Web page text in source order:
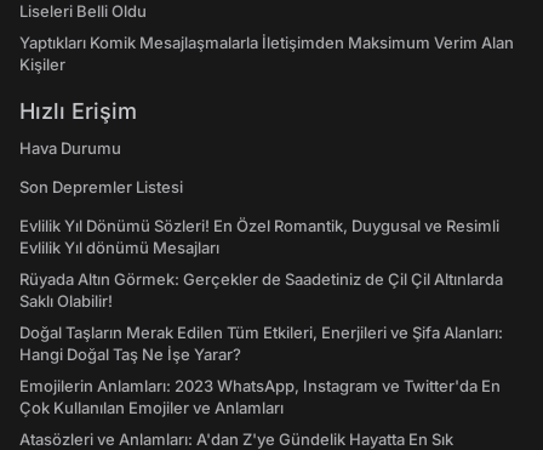
Liseleri Belli Oldu
Yaptıkları Komik Mesajlaşmalarla İletişimden Maksimum Verim Alan
Kişiler
Hızlı Erişim
Hava Durumu
Son Depremler Listesi
Evlilik Yıl Dönümü Sözleri! En Özel Romantik, Duygusal ve Resimli
Evlilik Yıl dönümü Mesajları
Rüyada Altın Görmek: Gerçekler de Saadetiniz de Çil Çil Altınlarda
Saklı Olabilir!
Doğal Taşların Merak Edilen Tüm Etkileri, Enerjileri ve Şifa Alanları:
Hangi Doğal Taş Ne İşe Yarar?
Emojilerin Anlamları: 2023 WhatsApp, Instagram ve Twitter'da En
Çok Kullanılan Emojiler ve Anlamları
Atasözleri ve Anlamları: A'dan Z'ye Gündelik Hayatta En Sık